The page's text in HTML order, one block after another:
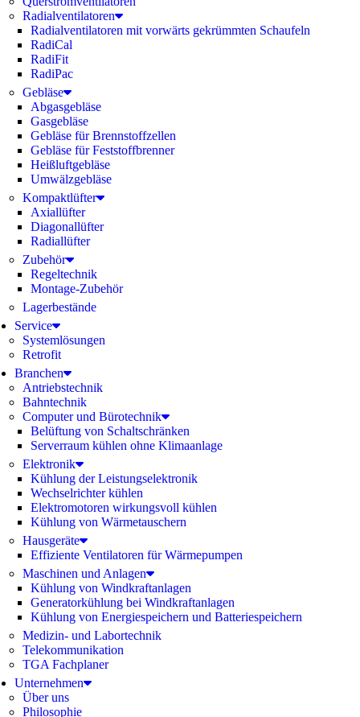
Radialventilatoren
Radialventilatoren mit vorwärts gekrümmten Schaufeln
RadiCal
RadiFit
RadiPac
Gebläse
Abgasgebläse
Gasgebläse
Gebläse für Brennstoffzellen
Gebläse für Feststoffbrenner
Heißluftgebläse
Umwälzgebläse
Kompaktlüfter
Axiallüfter
Diagonallüfter
Radiallüfter
Zubehör
Regeltechnik
Montage-Zubehör
Lagerbestände
Service
Systemlösungen
Retrofit
Branchen
Antriebstechnik
Bahntechnik
Computer und Bürotechnik
Belüftung von Schaltschränken
Serverraum kühlen ohne Klimaanlage
Elektronik
Kühlung der Leistungselektronik
Wechselrichter kühlen
Elektromotoren wirkungsvoll kühlen
Kühlung von Wärmetauschern
Hausgeräte
Effiziente Ventilatoren für Wärmepumpen
Maschinen und Anlagen
Kühlung von Windkraftanlagen
Generatorkühlung bei Windkraftanlagen
Kühlung von Energiespeichern und Batteriespeichern
Medizin- und Labortechnik
Telekommunikation
TGA Fachplaner
Unternehmen
Über uns
Philosophie